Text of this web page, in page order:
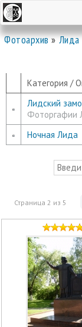
Фотоархив»Лида
Категория /
Лидский
Фоторгафии
Ночная Лида
Страница 2 из 5